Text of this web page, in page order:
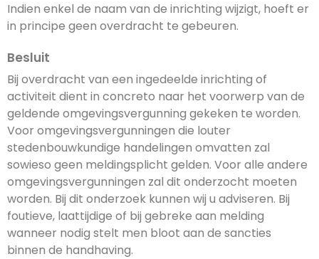
Indien enkel de naam van de inrichting wijzigt, hoeft er
in principe geen overdracht te gebeuren.
Besluit
Bij overdracht van een ingedeelde inrichting of
activiteit dient in concreto naar het voorwerp van de
geldende omgevingsvergunning gekeken te worden.
Voor omgevingsvergunningen die louter
stedenbouwkundige handelingen omvatten zal
sowieso geen meldingsplicht gelden. Voor alle andere
omgevingsvergunningen zal dit onderzocht moeten
worden. Bij dit onderzoek kunnen wij u adviseren. Bij
foutieve, laattijdige of bij gebreke aan melding
wanneer nodig stelt men bloot aan de sancties
binnen de handhaving.